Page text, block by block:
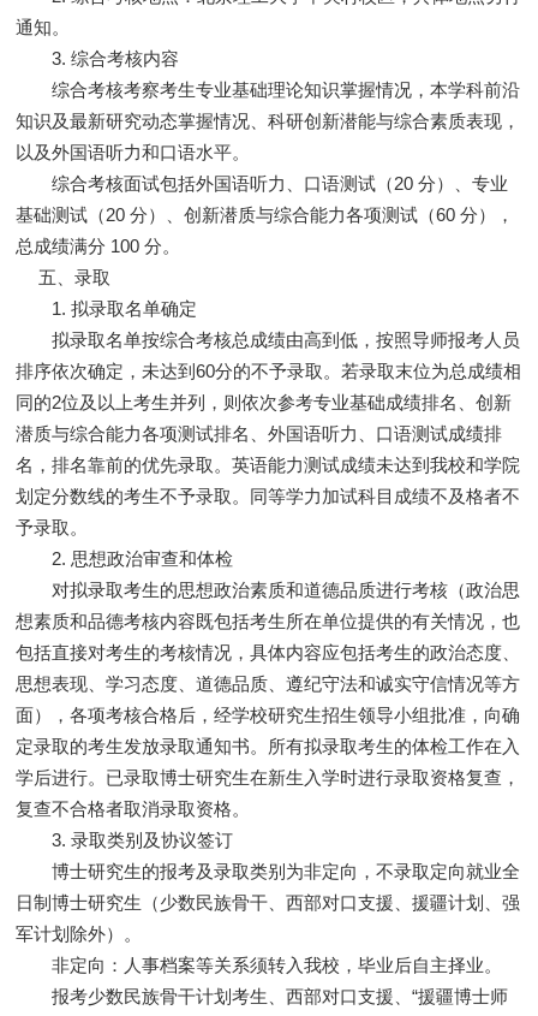
通知。
3. 综合考核内容
综合考核考察考生专业基础理论知识掌握情况，本学科前沿
知识及最新研究动态掌握情况、科研创新潜能与综合素质表现，
以及外国语听力和口语水平。
综合考核面试包括外国语听力、口语测试（20 分）、专业
基础测试（20 分）、创新潜质与综合能力各项测试（60 分），
总成绩满分 100 分。
五、录取
1. 拟录取名单确定
拟录取名单按综合考核总成绩由高到低，按照导师报考人员
排序依次确定，未达到60分的不予录取。若录取末位为总成绩相
同的2位及以上考生并列，则依次参考专业基础成绩排名、创新
潜质与综合能力各项测试排名、外国语听力、口语测试成绩排
名，排名靠前的优先录取。英语能力测试成绩未达到我校和学院
划定分数线的考生不予录取。同等学力加试科目成绩不及格者不
予录取。
2. 思想政治审查和体检
对拟录取考生的思想政治素质和道德品质进行考核（政治思
想素质和品德考核内容既包括考生所在单位提供的有关情况，也
包括直接对考生的考核情况，具体内容应包括考生的政治态度、
思想表现、学习态度、道德品质、遵纪守法和诚实守信情况等方
面），各项考核合格后，经学校研究生招生领导小组批准，向确
定录取的考生发放录取通知书。所有拟录取考生的体检工作在入
学后进行。已录取博士研究生在新生入学时进行录取资格复查，
复查不合格者取消录取资格。
3. 录取类别及协议签订
博士研究生的报考及录取类别为非定向，不录取定向就业全
日制博士研究生（少数民族骨干、西部对口支援、援疆计划、强
军计划除外）。
非定向：人事档案等关系须转入我校，毕业后自主择业。
报考少数民族骨干计划考生、西部对口支援、“援疆博士师